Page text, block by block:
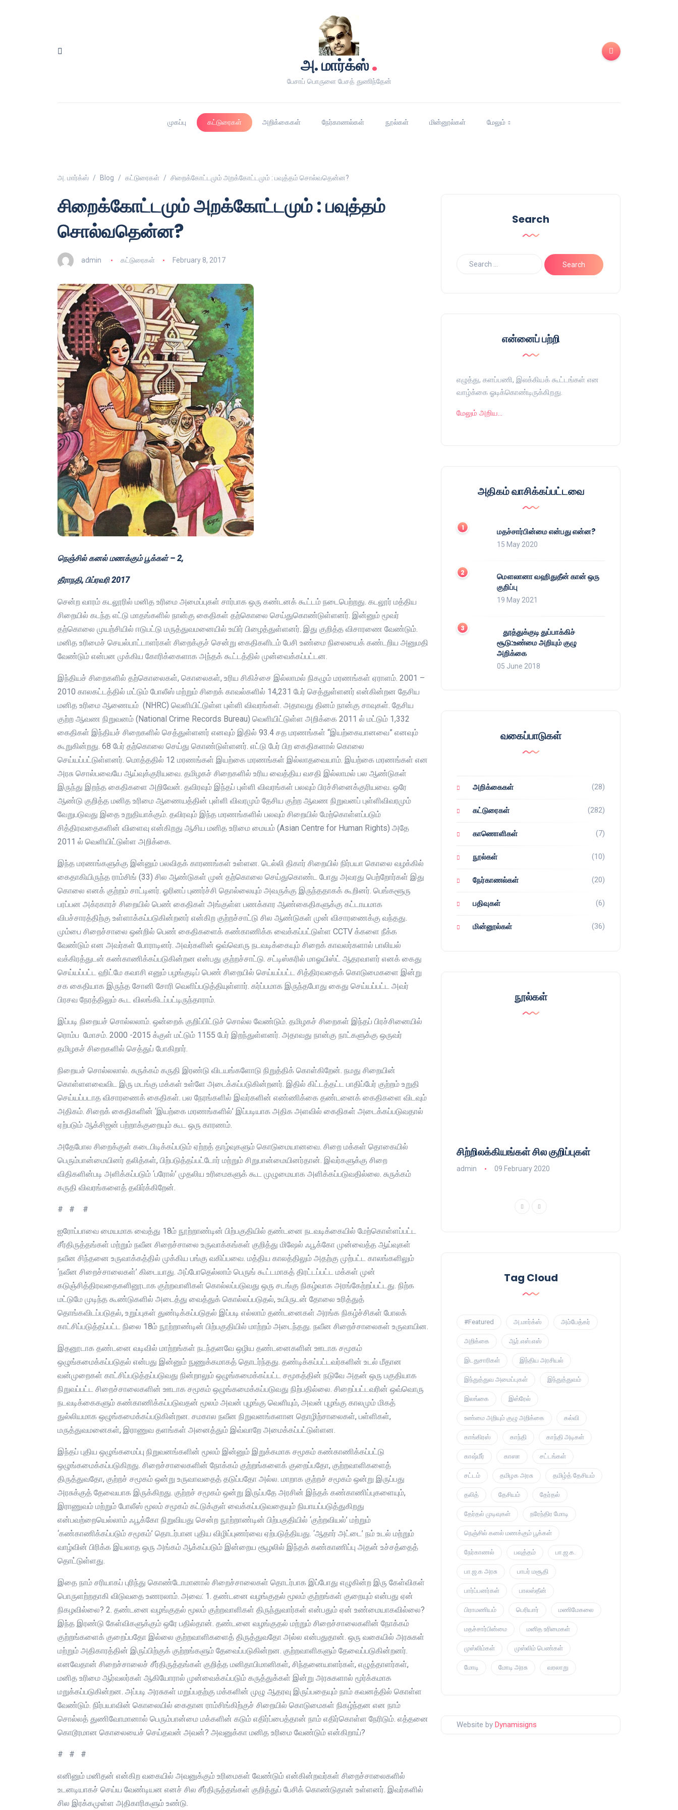
அ. மார்க்ஸ்.
பேசாப் பொருளை பேசத் துணிந்தேன்
முகப்பு கட்டுரைகள் அறிக்கைகள் நேர்காணல்கள் நூல்கள் மின்னூல்கள் மேலும்
அ. மார்க்ஸ் Blog கட்டுரைகள் சிறைக்கோட்டமும் அறக்கோட்டமும் : பவுத்தம் சொல்வதென்ன?
சிறைக்கோட்டமும் அறக்கோட்டமும் : பவுத்தம்
சொல்வதென்ன?
admin கட்டுரைகள் February 8, 2017
நெஞ்சில் கனல் மணக்கும் பூக்கள் – 2,
தீராநதி, பிப்ரவரி 2017
சென்ற வாரம் கடலூரில் மனித உரிமை அமைப்புகள் சார்பாக ஒரு கண்டனக் கூட்டம் நடைபெற்றது. கடலூர் மத்திய
சிறையில் கடந்த எட்டு மாதங்களில் நான்கு கைதிகள் தற்கொலை செய்துகொண்டுள்ளனர். இன்னும் மூவர்
தற்கொலை முயற்சியில் ஈடுபட்டு மருத்துவமனையில் உயிர் பிழைத்துள்ளனர். இது குறித்த விசாரணை வேண்டும்.
மனித உரிமைச் செயல்பாட்டாளர்கள் சிறைக்குச் சென்று கைதிகளிடம் பேசி உண்மை நிலையைக் கண்டறிய அனுமதி
வேண்டும் என்பன முக்கிய கோரிக்கைளாக அந்தக் கூட்டத்தில் முன்வைக்கப்பட்டன.
இந்தியச் சிறைகளில் தற்கொலைகள், கொலைகள், உரிய சிகிச்சை இல்லாமல் நிகழும் மரணங்கள் ஏராளம். 2001 –
2010 காலகட்டத்தில் மட்டும் போலீஸ் மற்றும் சிறைக் காவல்களில் 14,231 பேர் செத்துள்ளனர் என்கின்றன தேசிய
மனித உரிமை ஆணையம் (NHRC) வெளியிட்டுள்ள புள்ளி விவரங்கள். அதாவது தினம் நான்கு சாவுகள். தேசிய
குற்ற ஆவண நிறுவனம் (National Crime Records Bureau) வெளியிட்டுள்ள அறிக்கை 2011 ல் மட்டும் 1,332
கைதிகள் இந்தியச் சிறைகளில் செத்துள்ளனர் எனவும் இதில் 93.4 சத மரணங்கள் “இயற்கையானவை” எனவும்
கூறுகின்றது. 68 பேர் தற்கொலை செய்து கொண்டுள்ளனர். எட்டு பேர் பிற கைதிகளால் கொலை
செய்யப்பட்டுள்ளனர். மொத்ததில் 12 மரணங்கள் இயற்கை மரணங்கள் இல்லாதவையாம். இயற்கை மரணங்கள் என
அரசு சொல்பவையே ஆய்வுக்குரியவை. தமிழகச் சிறைகளில் உரிய வைத்திய வசதி இல்லாமல் பல ஆண்டுகள்
இருந்து இறந்த கைதிகளை அறிவேன். தவிரவும் இந்தப் புள்ளி விவரங்கள் பலவும் பிரச்சினைக்குரியவை. ஒரே
ஆண்டு குறித்த மனித உரிமை ஆணையத்தின் புள்ளி விவரமும் தேசிய குற்ற ஆவண நிறுவனப் புள்ளிவிவரமும்
வேறுபடுவது இதை உறுதியாக்கும். தவிரவும் இந்த மரணங்களில் பலவும் சிறையில் மேற்கொள்ளப்படும்
சித்திரவதைகளின் விளைவு என்கிறது ஆசிய மனித உரிமை மையம் (Asian Centre for Human Rights) அதே
2011 ல் வெளியிட்டுள்ள அறிக்கை.
இந்த மரணங்களுக்கு இன்னும் பலவிதக் காரணங்கள் உள்ளன. டெல்லி திகார் சிறையில் நிர்பயா கொலை வழக்கில்
கைதாகியிருந்த ராம்சிங் (33) சில ஆண்டுகள் முன் தற்கொலை செய்துகொண்ட போது அவரது பெற்றோர்கள் இது
கொலை எனக் குற்றம் சாட்டினர். ஓரினப் புணர்ச்சி தொல்லையும் அவருக்கு இருந்ததாகக் கூறினர். பெங்களூரு
பரப்பன அக்ரகாரச் சிறையில் பெண் கைதிகள் அங்குள்ள பணக்கார ஆண்கைதிகளுக்கு கட்டாயமாக
விபச்சாரத்திற்கு உள்ளாக்கப்படுகின்றனர் என்கிற குற்றச்சாட்டு சில ஆண்டுகள் முன் விசாரணைக்கு வந்தது.
மும்பை சிறைச்சாலை ஒன்றில் பெண் கைதிகளைக் கண்காணிக்க வைக்கப்பட்டுள்ள CCTV க்களை நீக்க
வேண்டும் என அவர்கள் போராடினர். அவர்களின் ஒவ்வொரு நடவடிக்கையும் சிறைக் காவலர்களால் பாலியல்
வக்கிரத்துடன் கண்காணிக்கப்படுகின்றன என்பது குற்றச்சாட்டு. சட்டிஸ்கரில் மாஓயிஸ்ட் ஆதரவாளர் எனக் கைது
செய்யப்பட்ட ஹிட்மே கவாசி எனும் பழங்குடிப் பெண் சிறையில் செய்யப்பட்ட சித்திரவதைக் கொடுமைகளை இன்று
சக கைதியாக இருந்த சோனி சோரி வெளிப்படுத்தியுள்ளார். கர்ப்பமாக இருந்தபோது கைது செய்யப்பட்ட அவர்
பிரசவ நேரத்திலும் கூட விலங்கிடப்பட்டிருந்தாராம்.
இப்படி நிறையச் சொல்லலாம். ஒன்றைக் குறிப்பிட்டுச் சொல்ல வேண்டும். தமிழகச் சிறைகள் இந்தப் பிரச்சினையில்
ரொம்ப மோசம். 2000 -2015 க்குள் மட்டும் 1155 பேர் இறந்துள்ளனர். அதாவது நான்கு நாட்களுக்கு ஒருவர்
தமிழகச் சிறைகளில் செத்துப் போகிறார்.
நிறையச் சொல்லலால். சுருக்கம் கருதி இரண்டு விடயங்களோடு நிறுத்திக் கொள்கிறேன். நமது சிறையின்
கொள்ளளவைவிட இரு மடங்கு மக்கள் உள்ளே அடைக்கப்படுகின்றனர். இதில் கிட்டத்தட்ட பாதிப்பேர் குற்றம் உறுதி
செய்யப்படாத விசாரணைக் கைதிகள். பல நேரங்களில் இவர்களின் எண்ணிக்கை தண்டனைக் கைதிகளை விடவும்
அதிகம். சிறைக் கைதிகளின் ‘இயற்கை மரணங்களில்’ இப்படியாக அதிக அளவில் கைதிகள் அடைக்கப்படுவதால்
ஏற்படும் ஆக்சிஜன் பற்றாக்குறையும் கூட ஒரு காரணம்.
அதேபோல சிறைக்குள் கடைபிடிக்கப்படும் ஏற்றத் தாழ்வுகளும் கொடுமையானவை. சிறை மக்கள் தொகையில்
பெரும்பான்மையினர் தலித்கள், பிற்படுத்தப்பட்டோர் மற்றும் சிறுபான்மையினர்தான். இவர்களுக்கு சிறை
விதிகளின்படி அளிக்கப்படும் ‘பரோல்’ முதலிய உரிமைகளுக் கூட முழுமையாக அளிக்கப்படுவதில்லை. சுருக்கம்
கருதி விவரங்களைத் தவிர்க்கிறேன்.
# # #
ஐரோப்பாவை மையமாக வைத்து 18ம் நூற்றாண்டின் பிற்பகுதியில் தண்டனை நடவடிக்கையில் மேற்கொள்ளப்பட்ட
சீர்திருத்தங்கள் மற்றும் நவீன சிறைச்சாலை உருவாக்கங்கள் குறித்து மிஷேல் ஃபூக்கோ முன்வைத்த ஆய்வுகள்
நவீன சிந்தனை உருவாக்கத்தில் முக்கிய பங்கு வகிப்பவை. மத்திய காலத்திலும் அதற்கு முற்பட்ட காலங்களிலும்
‘நவீன சிறைச்சாலைகள்’ கிடையாது. அப்போதெல்லாம் பெருங் கூட்டமாகத் திரட்டப்பட்ட மக்கள் முன்
கடுஞ்சித்திரவதைகளினூடாக குற்றவாளிகள் கொல்லப்படுவது ஒரு சடங்கு நிகழ்வாக அரங்கேற்றப்பட்டது. நிற்க
மட்டுமே முடிந்த கூண்டுகளில் அடைத்து வைத்துக் கொல்லப்படுதல், உயிருடன் தோலை உரித்துத்
தொங்கவிடப்படுதல், உறுப்புகள் துண்டிக்கப்படுதல் இப்படி எல்லாம் தண்டனைகள் அரங்க நிகழ்ச்சிகள் போலக்
காட்சிப்படுத்தப்பட்ட நிலை 18ம் நூற்றாண்டின் பிற்பகுதியில் மாற்றம் அடைந்தது. நவீன சிறைச்சாலைகள் உருவாயின.
இதனூடாக தண்டனை வடிவில் மாற்றங்கள் நடந்தனவே ஒழிய தண்டனைகளின் ஊடாக சமூகம்
ஒழுங்கமைக்கப்படுதல் என்பது இன்னும் நுணுக்கமாகத் தொடர்ந்தது. தண்டிக்கப்பட்டவர்களின் உடல் மீதான
வன்முறைகள் காட்சிப்படுத்தப்படுவது நின்றாலும் ஒழுங்கமைக்கப்பட்ட சமூகத்தின் நடுவே அதன் ஒரு பகுதியாக
நிறுவப்பட்ட சிறைச்சாலைகளின் ஊடாக சமூகம் ஒழுங்கமைக்கப்படுவது நிற்பதில்லை. சிறைப்பட்டவரின் ஒவ்வொரு
நடவடிக்கைகளும் கண்காணிக்கப்படுவதன் மூலம் அவன் புழங்கு வெளியும், அவன் புழங்கு காலமும் மிகத்
துல்லியமாக ஒழுங்கமைக்கப்படுகின்றன. சமகால நவீன நிறுவனங்களான தொழிற்சாலைகள், பள்ளிகள்,
மருத்துவமனைகள், இராணுவ தளங்கள் அனைத்தும் இவ்வாறே அமைக்கப்பட்டுள்ளன.
இந்தப் புதிய ஒழுங்கமைப்பு நிறுவனங்களின் மூலம் இன்னும் இறுக்கமாக சமூகம் கண்காணிக்கப்பட்டு
ஒழுங்கமைக்கப்படுகிறது. சிறைச்சாலைகளின் நோக்கம் குற்றங்களைக் குறைப்பதோ, குற்றவாளிகளைத்
திருத்துவதோ, குற்றச் சமூகம் ஒன்று உருவாவதைத் தடுப்பதோ அல்ல. மாறாக குற்றச் சமூகம் ஒன்று இருப்பது
அரசுக்குத் தேவையாக இருக்கிறது. குற்றச் சமூகம் ஒன்று இருப்பதே அரசின் இந்தக் கண்காணிப்புகளையும்,
இராணுவம் மற்றும் போலீஸ் மூலம் சமூகம் கட்டுக்குள் வைக்கப்படுவதையும் நியாயப்படுத்துகிறது
என்பவற்றையெல்லாம் ஃபூக்கோ நிறுவியது சென்ற நூற்றாண்டின் பிற்பகுதியில் ‘குற்றவியல்’ மற்றும்
‘கண்காணிக்கப்படும் சமூகம்’ தொடர்பான புதிய விழிப்புணர்வை ஏற்படுத்தியது. ‘ஆதார் அட்டை’ நம் உடல் மற்றும்
வாழ்வின் பிரிக்க இயலாத ஒரு அங்கம் ஆக்கப்படும் இன்றைய சூழலில் இந்தக் கண்காணிப்பு அதன் உச்சத்தைத்
தொட்டுள்ளது.
இதை நாம் சரியாகப் புரிந்து கொண்டோமானால் சிறைச்சாலைகள் தொடர்பாக இப்போது எழுகின்ற இரு கேள்விகள்
பொருளற்றதாகி விடுவதை உணரலாம். அவை: 1. தண்டனை வழங்குதல் மூலம் குற்றங்கள் குறையும் என்பது ஏன்
நிகழவில்லை? 2. தண்டனை வழங்குதல் மூலம் குற்றவாளிகள் திருந்துவார்கள் என்பதும் ஏன் உண்மையாகவில்லை?
இந்த இரண்டு கேள்விகளுக்கும் ஒரே பதில்தான். தண்டனை வழங்குதல் மற்றும் சிறைச்சாலைகளின் நோக்கம்
குற்றங்களைக் குறைப்பதோ இல்லை குற்றவாளிகளைத் திருத்துவதோ அல்ல என்பதுதான். ஒரு வகையில் அரசுகள்
மற்றும் அதிகாரத்தின் இருப்பிற்குக் குற்றங்களும் தேவைப்படுகின்றன. குற்றவாளிகளும் தேவைப்படுகின்றனர்.
எனவேதான் சிறைச்சாலைச் சீர்திருத்தங்கள் குறித்த மனிதாபிமானிகள், சிந்தனையாளர்கள், எழுத்தாளர்கள்,
மனித உரிமை ஆர்வலர்கள் ஆகியோரால் முன்வைக்கப்படும் கருத்துக்கள் இன்று அரசுகளால் மூர்க்கமாக
மறுக்கப்படுகின்றன. அப்படி அரசுகள் மறுப்பதற்கு மக்களின் முழு ஆதரவு இருப்பதையும் நாம் கவனத்தில் கொள்ள
வேண்டும். நிர்பயாவின் கொலையில் கைதான ராம்சிங்கிற்குச் சிறையில் கொடுமைகள் நிகழ்ந்தன என நாம்
சொல்லத் துணிவோமானால் பெரும்பான்மை மக்களின் கடும் எதிர்ப்பைத்தான் நாம் எதிர்கொள்ள நேரிடும். எத்தனை
கொடூரமான கொலையைச் செய்தவன் அவன்? அவனுக்கா மனித உரிமை வேண்டும் என்கிறாய்?
# # #
எனினும் மனிதன் என்கிற வகையில் அவனுக்கும் உரிமைகள் வேண்டும் என்கின்றவர்கள் சிறைச்சாலைகளில்
உடனடியாகச் செய்ய வேண்டியன எனச் சில சீர்திருத்தங்கள் குறித்துப் பேசிக் கொண்டுதான் உள்ளனர். இவர்களில்
சில இரக்கமுள்ள அதிகாரிகளும் உண்டு.
Search
என்னைப் பற்றி
எழுத்து, களப்பணி, இலக்கியக் கூட்டங்கள் என
வாழ்க்கை ஓடிக்கொண்டிருக்கிறது.
மேலும் அறிய…
அதிகம் வாசிக்கப்பட்டவை
மதச்சார்பின்மை என்பது என்ன?
15 May 2020
மௌலானா வஹிதுதீன் கான் ஒரு
குறிப்பு
19 May 2021
தூத்துக்குடி துப்பாக்கிச்
சூடு:உண்மை அறியும் குழு
அறிக்கை
05 June 2018
வகைப்பாடுகள்
அறிக்கைகள் (28)
கட்டுரைகள் (282)
காணொளிகள் (7)
நூல்கள் (10)
நேர்காணல்கள் (20)
பதிவுகள் (6)
மின்னூல்கள் (36)
நூல்கள்
குணா : அறிஞரல்ல அவர்
பாசிசத்தின் தமிழ் வடிவம்
சிற்றிலக்கியங்கள் சில குறிப்புகள்
admin 09 February 2020
Tag Cloud
#Featured அ.மார்க்ஸ் அம்பேத்கர்
அறிக்கை ஆர்.எஸ்.எஸ்
இடதுசாரிகள் இந்திய அரசியல்
இந்துத்துவ அமைப்புகள் இந்துத்துவம்
இலங்கை இஸ்ரேல்
உண்மை அறியும் குழு அறிக்கை கல்வி
காங்கிரஸ் காந்தி காந்தி அடிகள்
காஷ்மீர் காஸா சட்டங்கள்
சட்டம் தமிழக அரசு தமிழ்த் தேசியம்
தலித் தேசியம் தேர்தல்
தேர்தல் முடிவுகள் நரேந்திர மோடி
நெஞ்சில் கனல் மணக்கும் பூக்கள்
நேர்காணல் பவுத்தம் பா.ஜ.க.
பா.ஜ.க அரசு பாபர் மசூதி
பார்ப்பனர்கள் பாலஸ்தீன்
பிராமணியம் பெரியார் மணிமேகலை
மதச்சார்பின்மை மனித உரிமைகள்
முஸ்லிம்கள் முஸ்லிம் பெண்கள்
மோடி மோடி அரசு வரலாறு
Website by Dynamisigns